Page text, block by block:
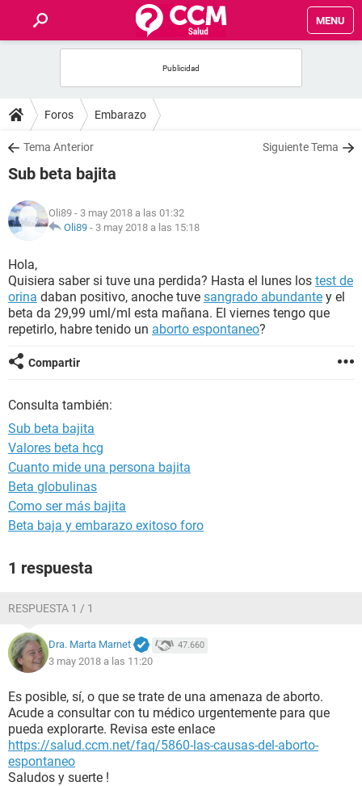
MENU
FOROS
SALUD
NUTRICIÓN
BIENESTAR
SEXUALIDAD
GLOSARIO
Foros Embarazo
Tema Anterior Siguiente Tema
Sub beta bajita
Oli89 - 3 may 2018 a las 01:32
Oli89 - 3 may 2018 a las 15:18
Hola,
Quisiera saber si tuve una perdida? Hasta el lunes los test de
orina daban positivo, anoche tuve sangrado abundante y el
beta da 29,99 uml/ml esta mañana. El viernes tengo que
repetirlo, habre tenido un aborto espontaneo?
Compartir
Consulta también:
Sub beta bajita
Valores beta hcg
Cuanto mide una persona bajita
Beta globulinas
Como ser más bajita
Beta baja y embarazo exitoso foro
1 respuesta
RESPUESTA 1 / 1
Dra. Marta Marnet 47.660
3 may 2018 a las 11:20
Es posible, sí, o que se trate de una amenaza de aborto.
Acude a consultar con tu médico urgentemente para que
pueda explorarte. Revisa este enlace
https://salud.ccm.net/faq/5860-las-causas-del-aborto-
espontaneo
Saludos y suerte !